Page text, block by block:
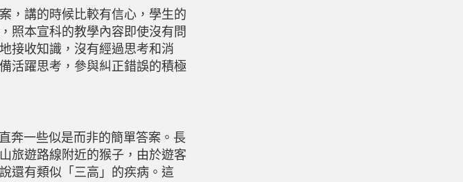
講的時候比較有信心，學生的
照本宣科的教學內容即使沒有問
接收知識，沒有經過思考和消
活躍思考，參與糾正錯誤的積極
一些似是而非的簡單答案。長
旅遊路線附近的猴子，由於遊客
還有類似「三高」的疾病。這